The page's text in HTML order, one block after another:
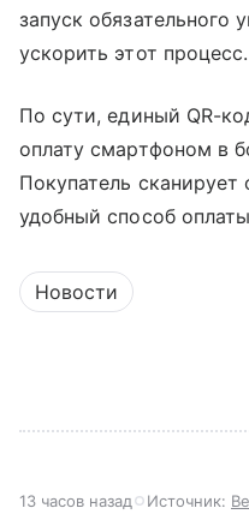
запуск обязательного
ускорить этот процесс.
По сути, единый QR-
оплату смартфоном в
Покупатель
удобный способ
Новости
13 часов назад Источник: